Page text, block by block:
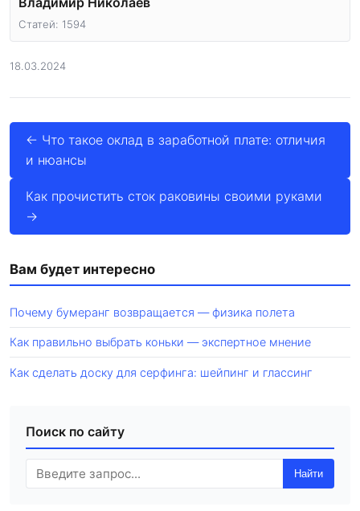
Статей: 1594
18.03.2024
← Что такое оклад в заработной плате: отличия
и нюансы
Как прочистить сток раковины своими руками
→
Вам будет интересно
Почему бумеранг возвращается — физика полета
Как правильно выбрать коньки — экспертное мнение
Как сделать доску для серфинга: шейпинг и глассинг
Поиск по сайту
Найти